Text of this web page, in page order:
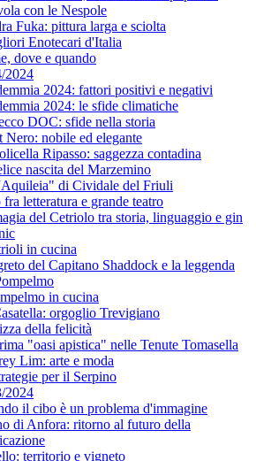
con le Nespole
Fuka: pittura larga e sciolta
Enotecari d'Italia
dove e quando
2024
2024: fattori positivi e negativi
2024: le sfide climatiche
DOC: sfide nella storia
Nero: nobile ed elegante
Ripasso: saggezza contadina
nascita del Marzemino
di Cividale del Friuli
letteratura e grande teatro
del Cetriolo tra storia, linguaggio e gin
in cucina
del Capitano Shaddock e la leggenda
in cucina
orgoglio Trevigiano
della felicità
"oasi apistica" nelle Tenute Tomasella
Lim: arte e moda
per il Serpino
2024
il cibo è un problema d'immagine
di Anfora: ritorno al futuro della
territorio e vigneto